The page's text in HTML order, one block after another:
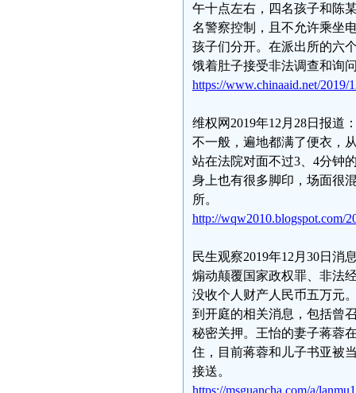
午十点左右，四名孩子和陈
名警察控制，且不允许乘坐
孩子们分开。在派出所的六
饿着肚子接受非法调查和询
https://www.chinaaid.net/2019/
维权网2019年12月28日报道
不一般，遍地都满了便衣，
站在法院对面不过3、4分钟
身上也有很多脚印，场面很
所。
http://wqw2010.blogspot.com/
民生观察2019年12月30日消
煽动颠覆国家政权罪、非法
没收个人财产人民币五万元
到开庭的相关消息，包括曾
秘密关押。王怡的妻子蒋蓉
住，目前蒋蓉和儿子书亚被
接送。
https://msguancha.com/a/